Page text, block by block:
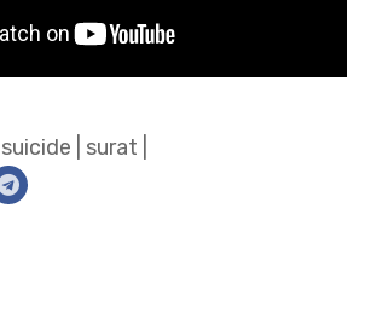
suicide surat